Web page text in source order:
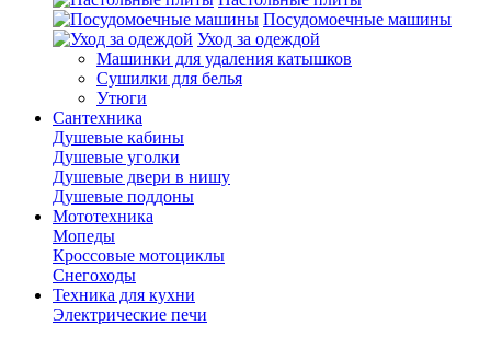
Посудомоечные машины
Уход за одеждой
Машинки для удаления катышков
Сушилки для белья
Утюги
Сантехника
Душевые кабины
Душевые уголки
Душевые двери в нишу
Душевые поддоны
Мототехника
Мопеды
Кроссовые мотоциклы
Снегоходы
Техника для кухни
Электрические печи